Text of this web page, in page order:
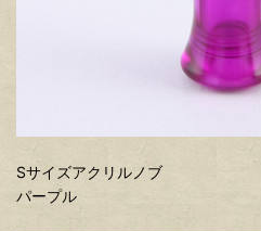
Sサイズアクリルノブ
パープル